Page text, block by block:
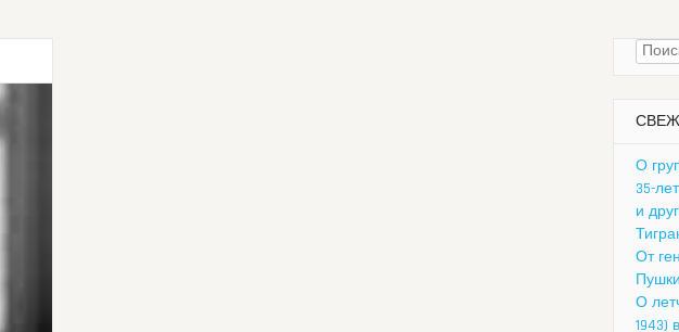
О
35-
и
От
О
1943)